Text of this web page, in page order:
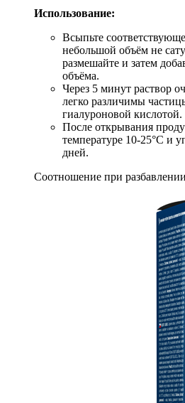
Использование:
Всыпьте
небольшой объём не
размешайте и затем
объёма.
Через 5 минут раствор
легко различимы
гиалуроновой кислотой.
После открывания
температуре 10-25°C и
дней.
Соотношение при